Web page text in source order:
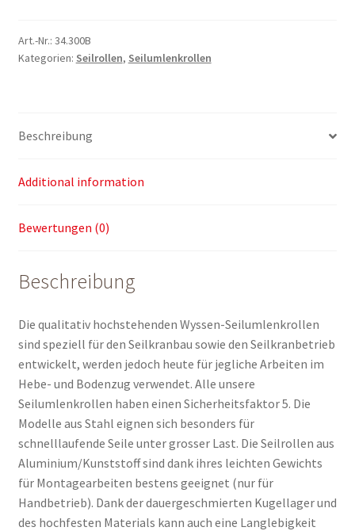
Art.-Nr.: 34.300B
Kategorien: Seilrollen, Seilumlenkrollen
Beschreibung
Additional information
Bewertungen (0)
Beschreibung
Die qualitativ hochstehenden Wyssen-Seilumlenkrollen
sind speziell für den Seilkranbau sowie den Seilkranbetrieb
entwickelt, werden jedoch heute für jegliche Arbeiten im
Hebe- und Bodenzug verwendet. Alle unsere
Seilumlenkrollen haben einen Sicherheitsfaktor 5. Die
Modelle aus Stahl eignen sich besonders für
schnelllaufende Seile unter grosser Last. Die Seilrollen aus
Aluminium/Kunststoff sind dank ihres leichten Gewichts
für Montagearbeiten bestens geeignet (nur für
Handbetrieb). Dank der dauergeschmierten Kugellager und
des hochfesten Materials kann auch eine Langlebigkeit